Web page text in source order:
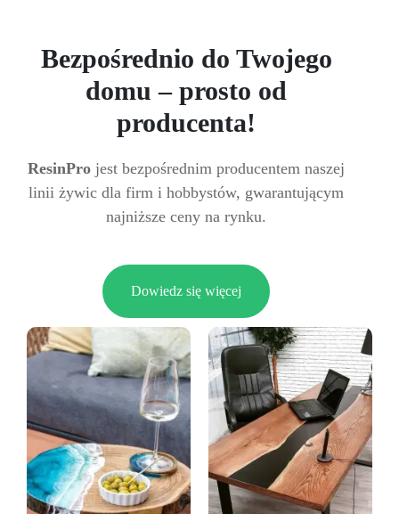
Bezpośrednio do Twojego
domu – prosto od
producenta!
ResinPro jest bezpośrednim producentem naszej
linii żywic dla firm i hobbystów, gwarantującym
najniższe ceny na rynku.
Dowiedz się więcej